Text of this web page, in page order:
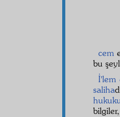
cem
bu
İ'lem
saliha